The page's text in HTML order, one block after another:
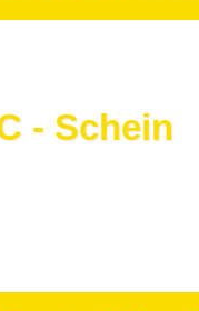
- Schein